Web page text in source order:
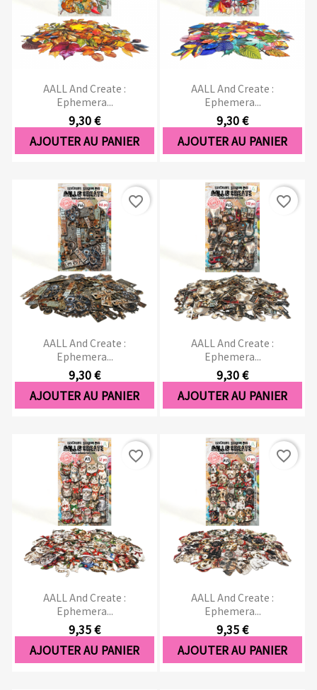
AALL And Create :
Ephemera...
9,30 €
AJOUTER AU PANIER
AALL And Create :
Ephemera...
9,30 €
AJOUTER AU PANIER
AALL And Create :
Ephemera...
9,30 €
AJOUTER AU PANIER
favorite_border
AALL And Create :
Ephemera...
9,30 €
AJOUTER AU PANIER
favorite_border
AALL And Create :
Ephemera...
9,35 €
AJOUTER AU PANIER
favorite_border
AALL And Create :
Ephemera...
9,35 €
AJOUTER AU PANIER
favorite_border